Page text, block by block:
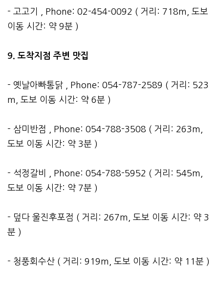
- 고고기 , Phone: 02-454-0092 ( 거리: 718m, 도보
이동 시간: 약 9분 )
9. 도착지점 주변 맛집
- 옛날아빠통닭 , Phone: 054-787-2589 ( 거리: 523
m, 도보 이동 시간: 약 6분 )
- 삼미반점 , Phone: 054-788-3508 ( 거리: 263m,
도보 이동 시간: 약 3분 )
- 석정갈비 , Phone: 054-788-5952 ( 거리: 545m,
도보 이동 시간: 약 7분 )
- 덮다 울진후포점 ( 거리: 267m, 도보 이동 시간: 약 3
분 )
- 청풍회수산 ( 거리: 919m, 도보 이동 시간: 약 11분 )